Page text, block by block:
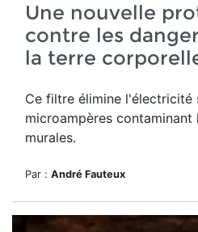
Une nouvelle
contre les
la terre
Ce filtre élimine l'électricité
microampères contaminant
murales.
Par : André Fauteux